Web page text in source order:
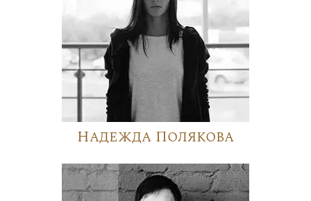
Надежда Полякова